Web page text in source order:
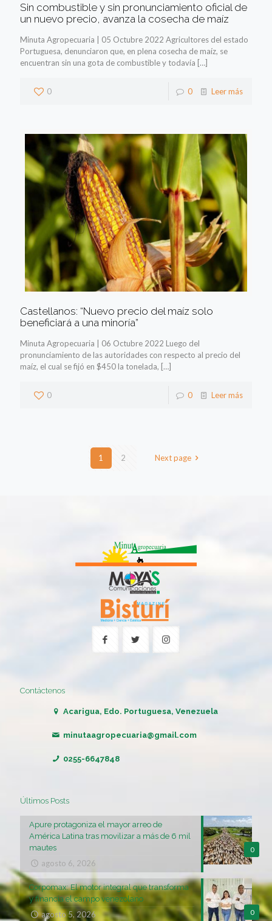
Sin combustible y sin pronunciamiento oficial de
un nuevo precio, avanza la cosecha de maíz
Minuta Agropecuaria | 05 Octubre 2022 Agricultores del estado
Portuguesa, denunciaron que, en plena cosecha de maíz, se
encuentran sin una gota de combustible y todavía […]
0 0 Leer más
Castellanos: “Nuevo precio del maíz solo
beneficiará a una minoría”
Minuta Agropecuaria | 06 Octubre 2022 Luego del
pronunciamiento de las autoridades con respecto al precio del
maíz, el cual se fijó en $450 la tonelada, […]
0 0 Leer más
1 2 Next page
Contáctenos
Acarigua, Edo. Portuguesa, Venezuela
minutaagropecuaria@gmail.com
0255-6647848
Últimos Posts
0
Apure protagoniza el mayor arreo de
América Latina tras movilizar a más de 6 mil
mautes
agosto 6, 2026
0
Corpomax: El motor integral que transforma
y financia el campo venezolano
agosto 5, 2026